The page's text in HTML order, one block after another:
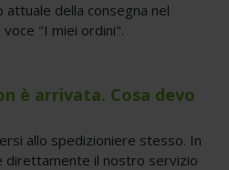
della consegna nel
"I miei ordini".
è arrivata. Cosa devo
allo spedizioniere stesso. In
il nostro servizio